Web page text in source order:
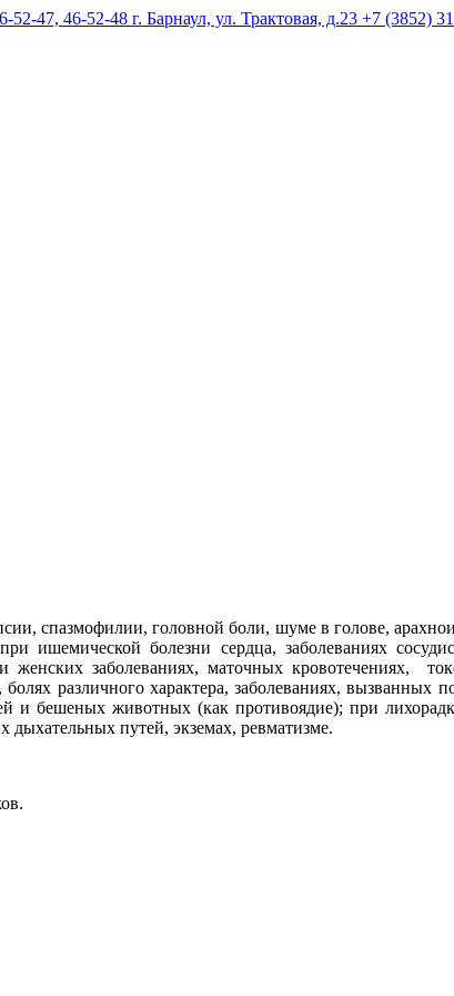
г. Барнаул, ул. Трактовая, д.23 +7 (3852)
спазмофилии, головной боли, шуме в голове,
ишемической болезни сердца, заболеваниях
заболеваниях, маточных кровотечениях,
различного характера, заболеваниях, вызванных
и бешеных животных (как противоядие); при
путей, экземах, ревматизме.